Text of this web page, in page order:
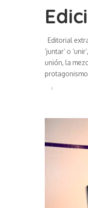
Editorial
‘juntar’ o
unión, la